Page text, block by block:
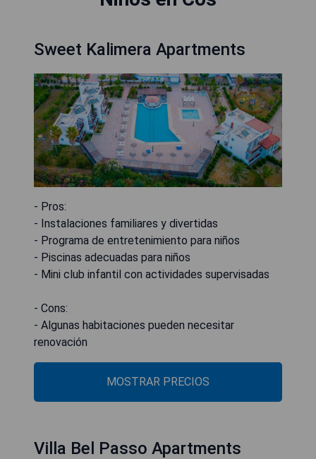
Sweet Kalimera Apartments
- Pros:
- Instalaciones familiares y divertidas
- Programa de entretenimiento para niños
- Piscinas adecuadas para niños
- Mini club infantil con actividades supervisadas
- Cons:
- Algunas habitaciones pueden necesitar
MOSTRAR PRECIOS
Villa Bel Passo Apartments